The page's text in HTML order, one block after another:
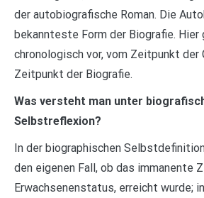
der autobiografische Roman. Die
bekannteste Form der Biografie.
chronologisch vor, vom Zeitpunkt der
Zeitpunkt der Biografie.
Was versteht man unter
Selbstreflexion?
In der biographischen
den eigenen Fall, ob das immanente
Erwachsenenstatus, erreicht wurde;